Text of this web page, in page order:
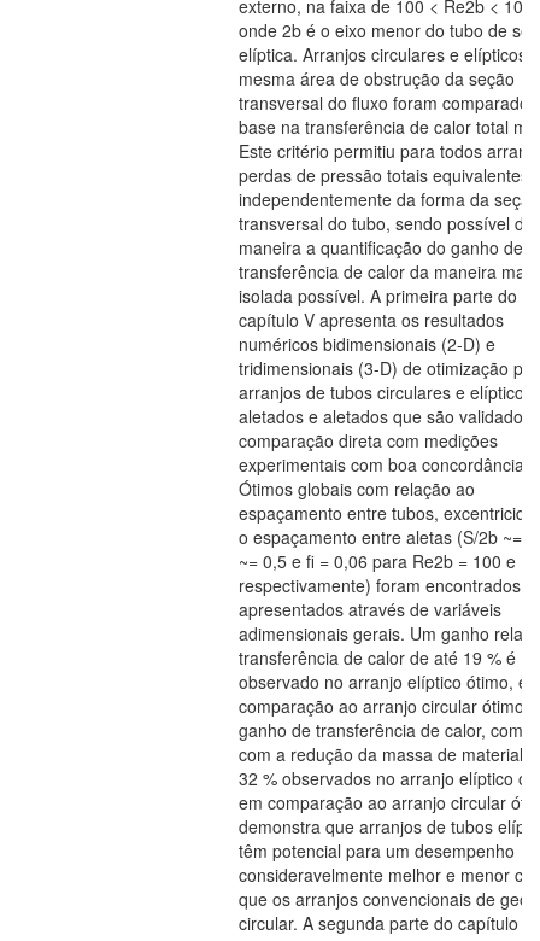
externo, na faixa de 100 < Re2b <
onde 2b é o eixo menor do tubo de
elíptica. Arranjos circulares e elípticos
mesma área de obstrução da seção
transversal do fluxo foram
base na transferência de calor total
Este critério permitiu para todos
perdas de pressão totais equivalentes
independentemente da forma da seção
transversal do tubo, sendo possível
maneira a quantificação do ganho de
transferência de calor da maneira mais
isolada possível. A primeira parte do
capítulo V apresenta os resultados
numéricos bidimensionais (2-D) e
tridimensionais (3-D) de otimização
arranjos de tubos circulares e elípticos
aletados e aletados que são validados
comparação direta com medições
experimentais com boa concordância.
Ótimos globais com relação ao
espaçamento entre tubos,
o espaçamento entre aletas (S/2b ~=
~= 0,5 e fi = 0,06 para Re2b = 100 e
respectivamente) foram encontrados e
apresentados através de variáveis
adimensionais gerais. Um ganho
transferência de calor de até 19 % é
observado no arranjo elíptico ótimo,
comparação ao arranjo circular ótimo.
ganho de transferência de calor,
com a redução da massa de material
32 % observados no arranjo elíptico
em comparação ao arranjo circular
demonstra que arranjos de tubos
têm potencial para um desempenho
consideravelmente melhor e menor
que os arranjos convencionais de
circular. A segunda parte do capítulo V